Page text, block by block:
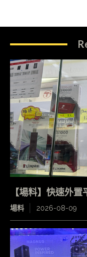
【場料】快速外
場料 2026-08-09